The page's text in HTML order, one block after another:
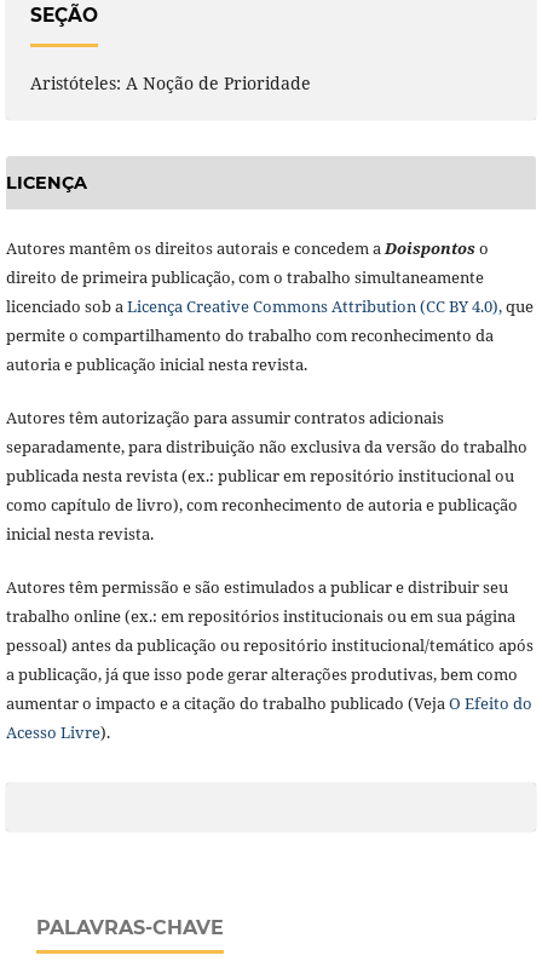
SEÇÃO
Aristóteles: A Noção de Prioridade
LICENÇA
Autores mantêm os direitos autorais e concedem aDoispontoso
direito de primeira publicação, com o trabalho simultaneamente
licenciado sob aLicença Creative Commons Attribution (CC BY 4.0),que
permite o compartilhamento do trabalho com reconhecimento da
autoria e publicação inicial nesta revista.
Autores têm autorização para assumir contratos adicionais
separadamente, para distribuição não exclusiva da versão do trabalho
publicada nesta revista (ex.: publicar em repositório institucional ou
como capítulo de livro), com reconhecimento de autoria e publicação
inicial nesta revista.
Autores têm permissão e são estimulados a publicar e distribuir seu
trabalho online (ex.: em repositórios institucionais ou em sua página
pessoal) antes da publicação ou repositório institucional/temático após
a publicação, já que isso pode gerar alterações produtivas, bem como
aumentar o impacto e a citação do trabalho publicado (VejaO Efeito do
Acesso Livre).
PALAVRAS-CHAVE